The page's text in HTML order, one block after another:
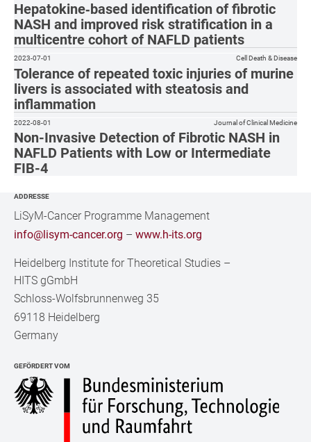
Hepatokine‐based identification of fibrotic
NASH and improved risk stratification in a
multicentre cohort of NAFLD patients
Tolerance of repeated toxic injuries of murine
livers is associated with steatosis and
inflammation
2023-07-01 Cell Death & Disease
Non-Invasive Detection of Fibrotic NASH in
NAFLD Patients with Low or Intermediate
FIB-4
2022-08-01 Journal of Clinical Medicine
ADDRESSE
LiSyM-Cancer Programme Management
info@lisym-cancer.org –www.h-its.org
Heidelberg Institute for Theoretical Studies –
HITS gGmbH
Schloss-Wolfsbrunnenweg 35
69118 Heidelberg
Germany
GEFÖRDERT VOM